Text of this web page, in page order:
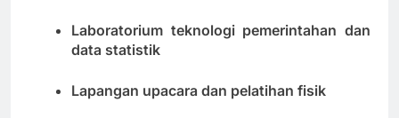
Laboratorium teknologi pemerintahan dan
data statistik
Lapangan upacara dan pelatihan fisik